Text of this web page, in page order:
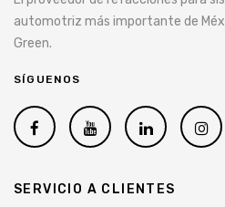
automotriz más importante de
Green.
SÍGUENOS
SERVICIO A CLIENTES